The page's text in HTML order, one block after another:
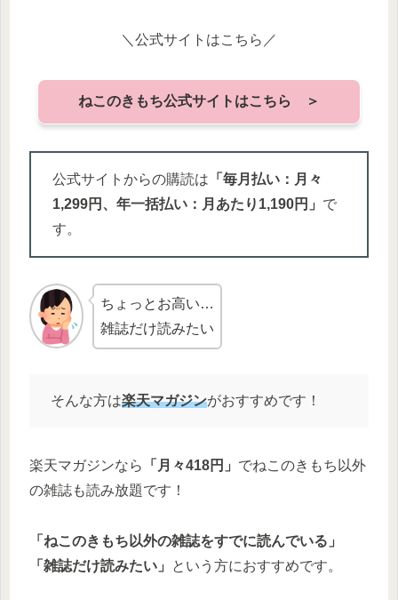
＼公式サイトはこちら／
ねこのきもち公式サイトはこちら ＞
公式サイトからの購読は 「毎月払い：月々
1,299円、年一括払い：月あたり1,190円」 で
す。
ちょっとお高い…
雑誌だけ読みたい
そんな方は楽天マガジンがおすすめです！
楽天マガジンなら 「月々418円」 でねこのきもち以外
の雑誌も読み放題です！
「ねこのきもち以外の雑誌をすでに読んでいる」
「雑誌だけ読みたい」
という方におすすめです。